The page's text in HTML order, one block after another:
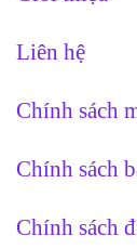
Liên hệ
Chính sách
Chính sách
Chính sách